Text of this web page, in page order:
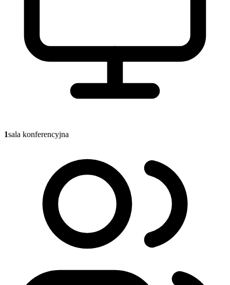
1sala konferencyjna